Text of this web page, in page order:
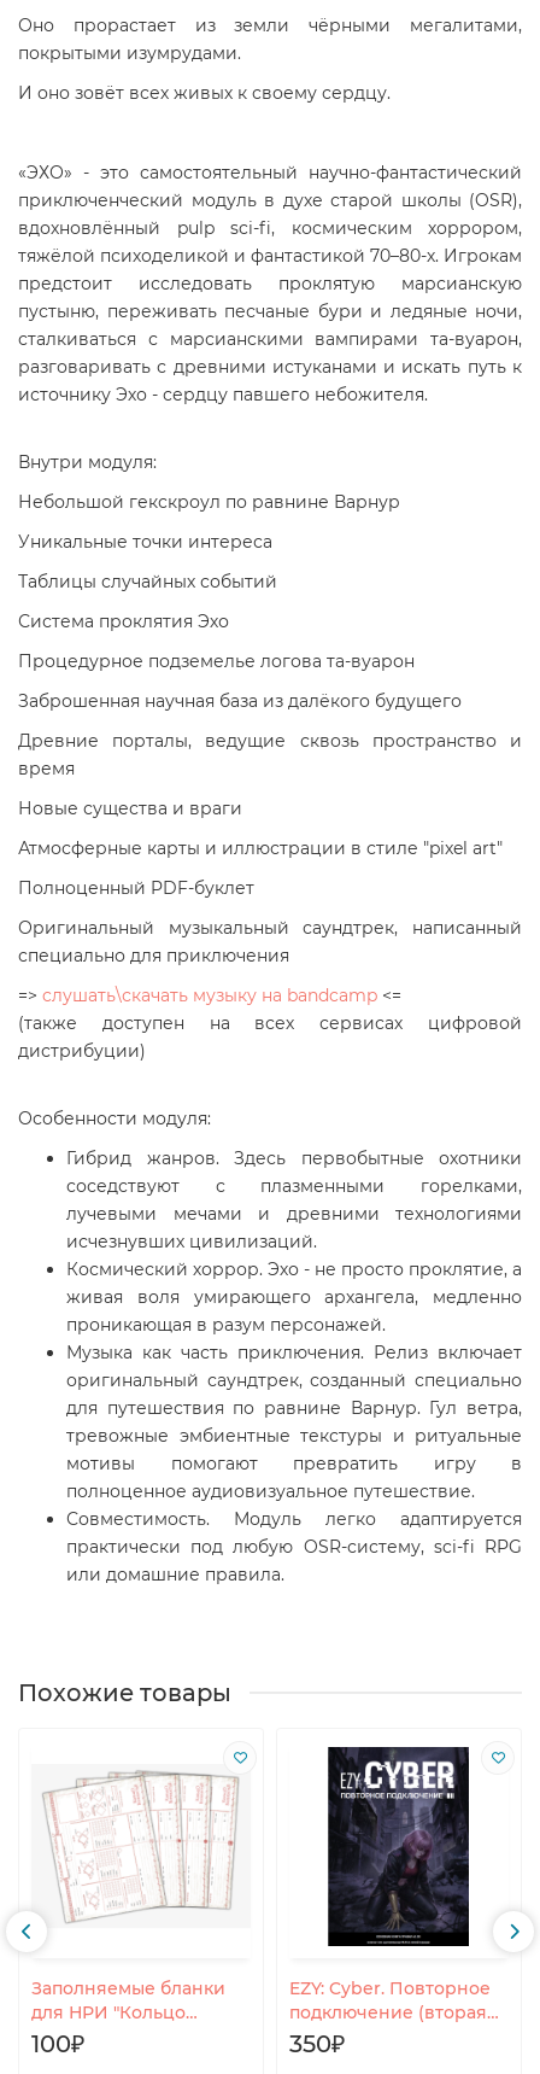
Оно прорастает из земли чёрными мегалитами,
покрытыми изумрудами.
И оно зовёт всех живых к своему сердцу.
«ЭХО» - это самостоятельный научно-фантастический
приключенческий модуль в духе старой школы (OSR),
вдохновлённый pulp sci-fi, космическим хоррором,
тяжёлой психоделикой и фантастикой 70–80-х. Игрокам
предстоит исследовать проклятую марсианскую
пустыню, переживать песчаные бури и ледяные ночи,
сталкиваться с марсианскими вампирами та-вуарон,
разговаривать с древними истуканами и искать путь к
источнику Эхо - сердцу павшего небожителя.
Внутри модуля:
Небольшой гекскроул по равнине Варнур
Уникальные точки интереса
Таблицы случайных событий
Система проклятия Эхо
Процедурное подземелье логова та-вуарон
Заброшенная научная база из далёкого будущего
Древние порталы, ведущие сквозь пространство и
время
Новые существа и враги
Атмосферные карты и иллюстрации в стиле "pixel art"
Полноценный PDF-буклет
Оригинальный музыкальный саундтрек, написанный
специально для приключения
=> cлушать\скачать музыку на bandcamp <=
(также доступен на всех сервисах цифровой
дистрибуции)
Особенности модуля:
Гибрид жанров. Здесь первобытные охотники
соседствуют с плазменными горелками,
лучевыми мечами и древними технологиями
исчезнувших цивилизаций.
Космический хоррор. Эхо - не просто проклятие, а
живая воля умирающего архангела, медленно
проникающая в разум персонажей.
Музыка как часть приключения. Релиз включает
оригинальный саундтрек, созданный специально
для путешествия по равнине Варнур. Гул ветра,
тревожные эмбиентные текстуры и ритуальные
мотивы помогают превратить игру в
полноценное аудиовизуальное путешествие.
Совместимость. Модуль легко адаптируется
практически под любую OSR-систему, sci-fi RPG
или домашние правила.
Похожие товары
Заполняемые бланки
для НРИ "Кольцо
Всевластья"
100₽
EZY: Cyber. Повторное
подключение (вторая
редакция)
350₽